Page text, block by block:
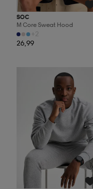
SOC
M Core Sweat Hood
+2
26,99
Valitse 2, maksa 44,99€